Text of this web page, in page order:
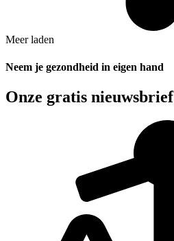
Meer laden
Neem je gezondheid in eigen hand
Onze gratis nieuwsbrief